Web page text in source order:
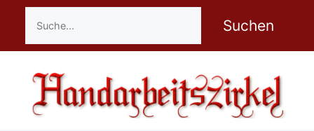
Zum
Inhalt
springen
Suchen